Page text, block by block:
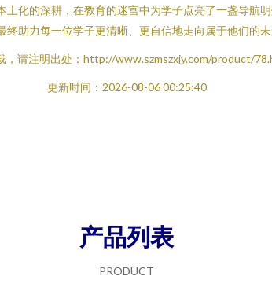
化的深耕，在教育的迷宫中为学子点亮了一盏导航
助力每一位学子更清晰、更自信地走向属于他们的
，请注明出处：http://www.szmszxjy.com/product/
更新时间：2026-08-06 00:25:40
产品列表
PRODUCT